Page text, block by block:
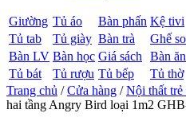
Giường Tủ áo Bàn phấn Kệ tivi
Tủ tab Tủ giày Bàn trà
Ghế
Bàn LV Bàn học Giá sách Bàn ăn
Tủ bát Tủ rượu Tủ bếp
Tủ thờ
Trang chủ /Cửa hàng /Nội thất trẻ
hai tầng Angry Bird loại 1m2